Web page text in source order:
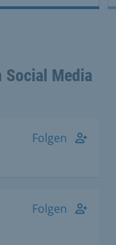
Social Media
Folgen
Folgen